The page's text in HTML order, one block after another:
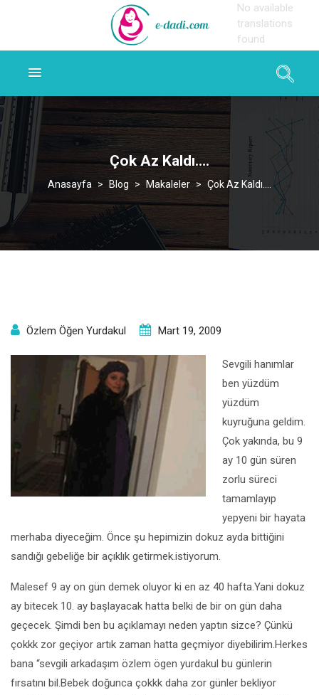
Çok Az Kaldı….
> Blog > Makaleler > Çok Az Kaldı….
Özlem Öğen Yurdakul Mart 19, 2009
Sevgili hanımlar
ben yüzdüm
yüzdüm
kuyruğuna geldim.
Çok yakında, bu 9
ay 10 gün süren
zorlu süreci
tamamlayıp
yepyeni bir hayata
merhaba diyeceğim. Önce şu hepimizin dokuz ayda bittiğini
sandığı gebeliğe bir açıklık getirmek.istiyorum.
Malesef 9 ay on gün demek oluyor ki en az 40 hafta.Yani dokuz
ay bitecek 10. ay başlayacak hatta belki de bir on gün daha
geçecek. Şimdi ben bu açıklamayı neden yaptın sizce? Çünkü
çokkk zor geçiyor artık zaman hatta geçmiyor diyebilirim.Herkes
bana “sevgili arkadaşım özlem ögen yurdakul bu günlerin
fırsatını bil.Bebek doğunca çokkk daha zor günler bekliyor
No available
translations
found